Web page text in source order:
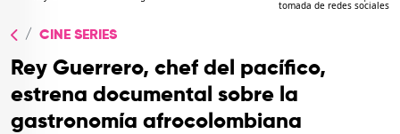
CONTACTO
tomada de redes sociales
CINE SERIES
Rey Guerrero, chef del pacífico,
estrena documental sobre la
gastronomía afrocolombiana